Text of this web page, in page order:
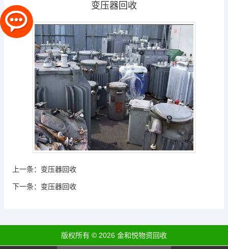
变压器回收
上一条： 变压器回收
下一条： 变压器回收
版权所有 © 2026 金和悦物资回收